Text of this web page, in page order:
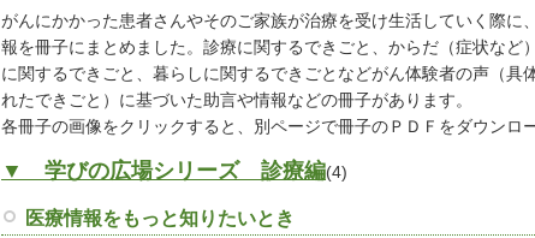
がんにかかった患者さんやそのご家族が治療を受け生活していく際に
報を冊子にまとめました。診療に関するできごと、からだ（症状など
に関するできごと、暮らしに関するできごとなどがん体験者の声（具
れたできごと）に基づいた助言や情報などの冊子があります。
各冊子の画像をクリックすると、別ページで冊子のＰＤＦをダウンロ
▼ 学びの広場シリーズ 診療編(4)
医療情報をもっと知りたいとき